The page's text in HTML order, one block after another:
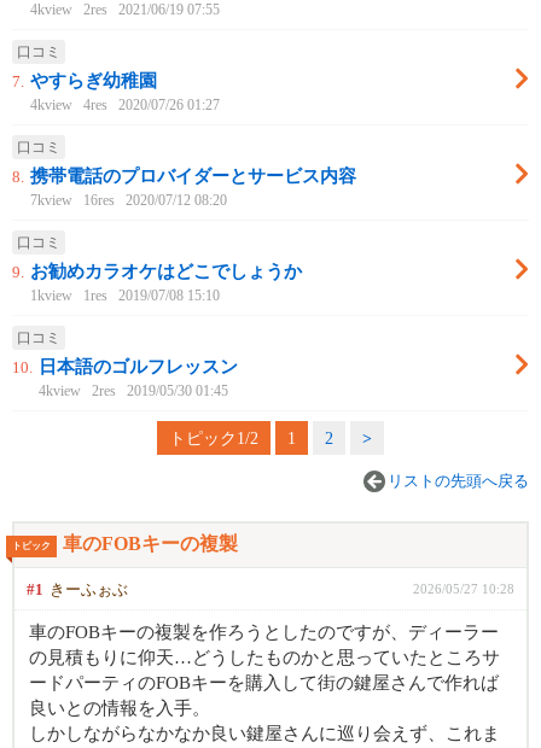
4kview 2res 2021/06/19 07:55
口コミ
7. やすらぎ幼稚園
4kview 4res 2020/07/26 01:27
口コミ
8. 携帯電話のプロバイダーとサービス内容
7kview 16res 2020/07/12 08:20
口コミ
9. お勧めカラオケはどこでしょうか
1kview 1res 2019/07/08 15:10
口コミ
10.
日本語のゴルフレッスン
4kview 2res 2019/05/30 01:45
トピック1/2 1 2 >
リストの先頭へ戻る
トピック 車のFOBキーの複製
#1 きーふぉぶ 2026/05/27 10:28
車のFOBキーの複製を作ろうとしたのですが、ディーラー
の見積もりに仰天…どうしたものかと思っていたところサ
ードパーティのFOBキーを購入して街の鍵屋さんで作れば
良いとの情報を入手。
しかしながらなかなか良い鍵屋さんに巡り会えず、これま